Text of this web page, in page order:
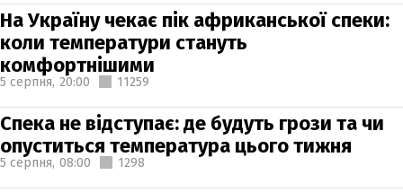
На Україну чекає пік африканської спеки:
коли температури стануть
комфортнішими
5 серпня, 20:00 11259
Спека не відступає: де будуть грози та чи
опуститься температура цього тижня
5 серпня, 08:00 1298